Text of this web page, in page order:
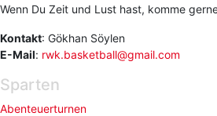
Wenn Du Zeit und Lust hast, komme
Kontakt: Gökhan Söylen
E-Mail: rwk.basketball@gmail.com
Sparten
Abenteuerturnen